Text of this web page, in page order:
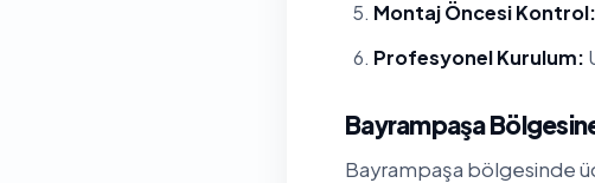
Montaj Öncesi Kontrol:
Profesyonel Kurulum:
Bayrampaşa
Bayrampaşa bölgesinde